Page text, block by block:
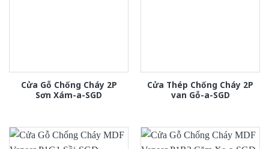
Cửa Gỗ Chống Cháy 2P
Sơn Xám-a-SGD
Cửa Thép Chống Cháy 2P
van Gỗ-a-SGD